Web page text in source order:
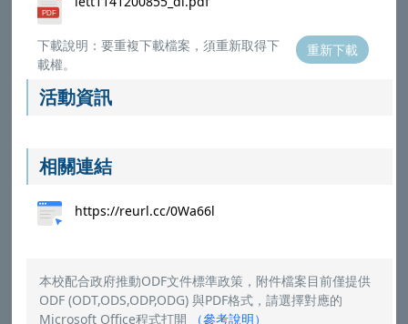
下載說明：要重複下載檔案，須重新取得下
載權。
重新下載
活動資訊
相關連結
https://reurl.cc/0Wa66l
本校配合政府推動ODF文件標準政策，附件檔案目前僅提供
ODF (ODT,ODS,ODP,ODG) 與PDF格式，請選擇對應的
Microsoft Office程式打開
（參考說明）